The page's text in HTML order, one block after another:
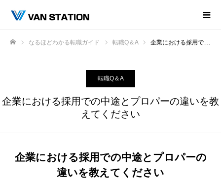
なるほどわかる転職ガイド 転職Q＆A 企業における採用での中途とプロパーの違いを教えてください
転職Q＆A
企業における採用での中途とプロパーの違いを教
えてください
企業における採用での中途とプロパーの
違いを教えてください